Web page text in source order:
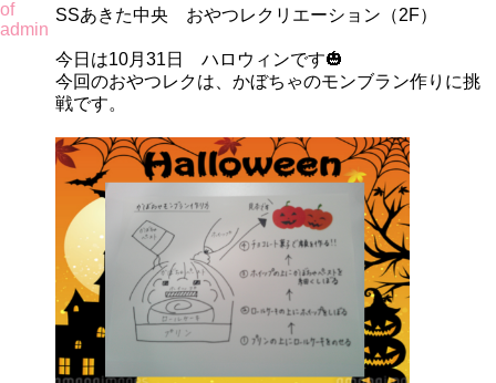
SSあきた中央 おやつレクリエーション（2F）
今日は10月31日 ハロウィンです🎃
今回のおやつレクは、かぼちゃのモンブラン作りに挑
戦です。